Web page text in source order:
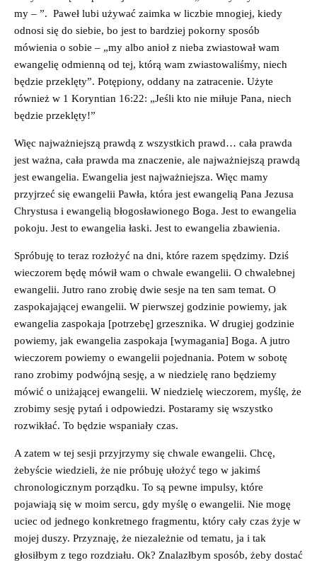
my – ”. Paweł lubi używać zaimka w liczbie mnogiej, kiedy
odnosi się do siebie, bo jest to bardziej pokorny sposób
mówienia o sobie – „my albo anioł z nieba zwiastował wam
ewangelię odmienną od tej, którą wam zwiastowaliśmy, niech
będzie przeklęty”. Potępiony, oddany na zatracenie. Użyte
również w 1 Koryntian 16:22: „Jeśli kto nie miłuje Pana, niech
będzie przeklęty!”
Więc najważniejszą prawdą z wszystkich prawd… cała prawda
jest ważna, cała prawda ma znaczenie, ale najważniejszą prawdą
jest ewangelia. Ewangelia jest najważniejsza. Więc mamy
przyjrzeć się ewangelii Pawła, która jest ewangelią Pana Jezusa
Chrystusa i ewangelią błogosławionego Boga. Jest to ewangelia
pokoju. Jest to ewangelia łaski. Jest to ewangelia zbawienia.
Spróbuję to teraz rozłożyć na dni, które razem spędzimy. Dziś
wieczorem będę mówił wam o chwale ewangelii. O chwalebnej
ewangelii. Jutro rano zrobię dwie sesje na ten sam temat. O
zaspokajającej ewangelii. W pierwszej godzinie powiemy, jak
ewangelia zaspokaja [potrzebę] grzesznika. W drugiej godzinie
powiemy, jak ewangelia zaspokaja [wymagania] Boga. A jutro
wieczorem powiemy o ewangelii pojednania. Potem w sobotę
rano zrobimy podwójną sesję, a w niedzielę rano będziemy
mówić o uniżającej ewangelii. W niedzielę wieczorem, myślę, że
zrobimy sesję pytań i odpowiedzi. Postaramy się wszystko
rozwikłać. To będzie wspaniały czas.
A zatem w tej sesji przyjrzymy się chwale ewangelii. Chcę,
żebyście wiedzieli, że nie próbuję ułożyć tego w jakimś
chronologicznym porządku. To są pewne impulsy, które
pojawiają się w moim sercu, gdy myślę o ewangelii. Nie mogę
uciec od jednego konkretnego fragmentu, który cały czas żyje w
mojej duszy. Przyznaję, że niezależnie od tematu, ja i tak
głosiłbym z tego rozdziału. Ok? Znalazłbym sposób, żeby dostać